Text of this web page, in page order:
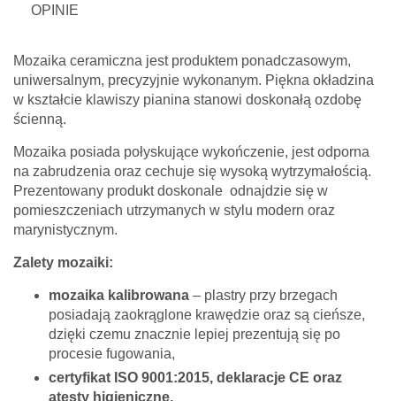
OPINIE
Mozaika ceramiczna jest produktem ponadczasowym,
uniwersalnym, precyzyjnie wykonanym. Piękna okładzina
w kształcie klawiszy pianina stanowi doskonałą ozdobę
ścienną.
Mozaika posiada połyskujące wykończenie, jest odporna
na zabrudzenia oraz cechuje się wysoką wytrzymałością.
Prezentowany produkt doskonale odnajdzie się w
pomieszczeniach utrzymanych w stylu modern oraz
marynistycznym.
Zalety mozaiki:
mozaika kalibrowana – plastry przy brzegach
posiadają zaokrąglone krawędzie oraz są cieńsze,
dzięki czemu znacznie lepiej prezentują się po
procesie fugowania,
certyfikat ISO 9001:2015, deklaracje CE oraz
atesty higieniczne,